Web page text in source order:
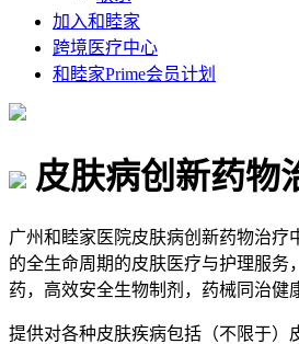
加入和睦家
跨境医疗中心
和睦家Prime会员计划
皮肤病创新药物
广州和睦家医院皮肤病创新药物治疗
的全生命周期的皮肤医疗与护理服务
药，高效安全生物制剂，药械同治健
提供对各种皮肤疾病包括（不限于）